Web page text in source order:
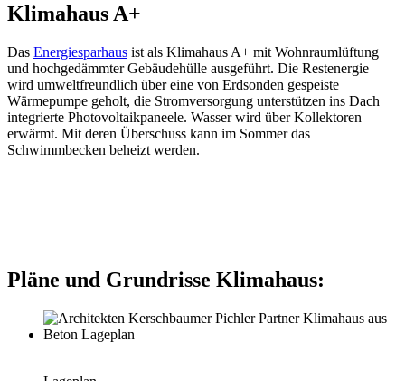
Klimahaus A+
Das Energiesparhaus ist als Klimahaus A+ mit Wohnraumlüftung
und hochgedämmter Gebäudehülle ausgeführt. Die Restenergie
wird umweltfreundlich über eine von Erdsonden gespeiste
Wärmepumpe geholt, die Stromversorgung unterstützen ins Dach
integrierte Photovoltaikpaneele. Wasser wird über Kollektoren
erwärmt. Mit deren Überschuss kann im Sommer das
Schwimmbecken beheizt werden.
Pläne und Grundrisse Klimahaus: